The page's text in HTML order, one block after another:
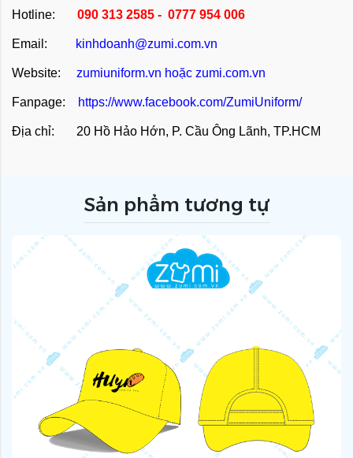
Hotline: 090 313 2585 - 0777 954 006
Email: kinhdoanh@zumi.com.vn
Website: zumiuniform.vn hoặc zumi.com.vn
Fanpage: https://www.facebook.com/ZumiUniform/
Địa chỉ: 20 Hồ Hảo Hớn, P. Cầu Ông Lãnh, TP.HCM
Sản phẩm tương tự